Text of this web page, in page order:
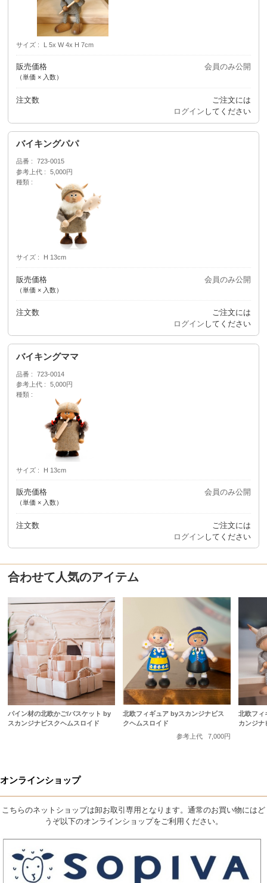
サイズ L 5x W 4x H 7cm
販売価格
（単価 × 入数）
会員のみ公開
注文数
ご注文には
ログイン してください
バイキングパパ
品番
723-0015
参考上代
5,000円
種類
サイズ H 13cm
販売価格
（単価 × 入数）
会員のみ公開
注文数
ご注文には
ログイン してください
バイキングママ
品番
723-0014
参考上代
5,000円
種類
サイズ H 13cm
販売価格
（単価 × 入数）
会員のみ公開
注文数
ご注文には
ログイン してください
合わせて人気のアイテム
パイン材の北欧かご/バスケット by
スカンジナビスクヘムスロイド
北欧フィギュア byスカンジナビス
クヘムスロイド
参考上代
7,000円
北欧フィ
カンジナ
オンラインショップ
こちらのネットショップは卸お取引専用となります。通常のお買い物にはど
うぞ以下のオンラインショップをご利用ください。